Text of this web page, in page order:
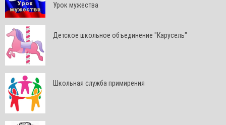
Урок мужества
Детское школьное объединение "Карусель"
Школьная служба примирения